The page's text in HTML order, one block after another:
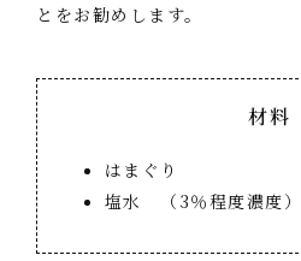
とをお勧めします。
材料
はまぐり
塩水 （3％程度濃度）